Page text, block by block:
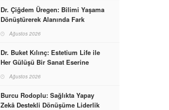
Dr. Çiğdem Üregen: Bilimi Yaşama
Dönüştürerek Alanında Fark
Ağustos 2026
Dr. Buket Kılınç: Estetium Life ile
Her Gülüşü Bir Sanat Eserine
Ağustos 2026
Burcu Rodoplu: Sağlıkta Yapay
Zekâ Destekli Dönüşüme Liderlik